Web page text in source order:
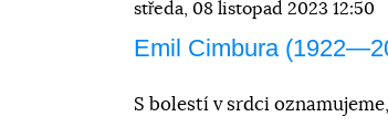
středa, 08 listopad 2023 12:50
Emil Cimbura
S bolestí v srdci oznamujeme,